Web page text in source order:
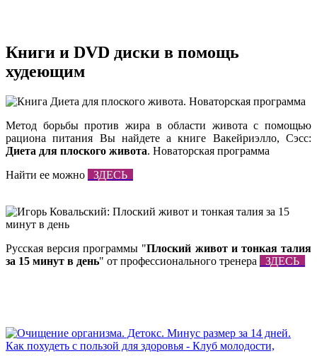
Книги и DVD диски в помощь
худеющим
Метод борьбы против жира в области живота с помощью
рациона питания Вы найдете а книге Вакейриэлло, Сэсс:
Диета для плоского живота. Новаторская программа
Найти ее можно
ЗДЕСЬ
Русская версия программы "Плоский живот и тонкая талия
за 15 минут в день" от профессионального тренера ЗДЕСЬ